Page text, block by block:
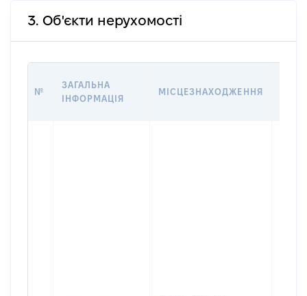
3. Об'єкти нерухомості
№
ЗАГАЛЬНА
ІНФОРМАЦІЯ
МІСЦЕЗНАХОДЖЕННЯ